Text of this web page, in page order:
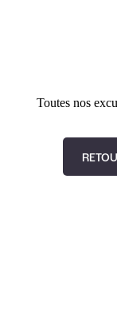
Toutes nos